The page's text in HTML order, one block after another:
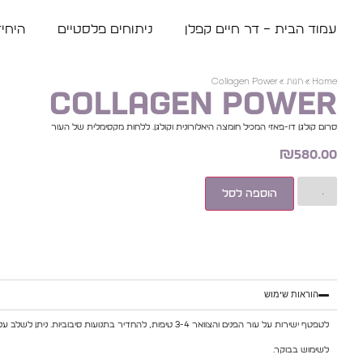
עמוד הבית – דר חיים קפלן ניתוחים פלסטיים
Home
» חנות »
Collagen Power
Collagen Power
סרום קולגן דו-פאזי המכיל חומצה היאלורונית וקולגן. ללחות מקסימלית של העור
₪580.00
הוספה לסל
הוראות שימוש
לטפטף ישירות על עור הפנים והצוואר 3-4 טיפות, להחדיר בתנועות סיבוביות. ניתן לשלב על גבי סרומים נוספים.
לשימוש בבוקר.